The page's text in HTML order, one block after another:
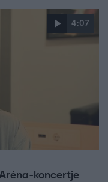
bácsi álma valóra
rezgett együtt vele 55
4:07
koncertje